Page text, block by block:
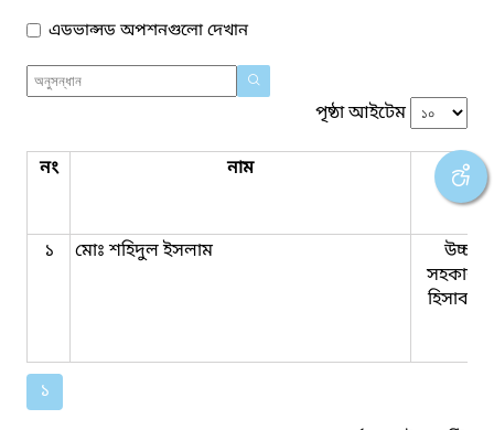
এডভান্সড অপশনগুলো দেখান
পৃষ্ঠা আইটেম
নং নাম পদবি
১ মোঃ শহিদুল ইসলাম
সহকারী
হিসাব
১